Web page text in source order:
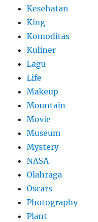
Kesehatan
King
Komoditas
Kuliner
Lagu
Life
Makeup
Mountain
Movie
Museum
Mystery
NASA
Olahraga
Oscars
Photography
Plant